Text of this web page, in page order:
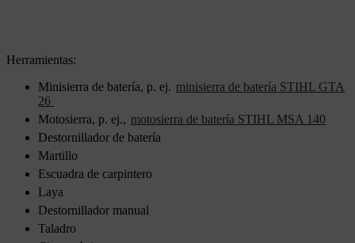
Herramientas:
Minisierra de batería, p. ej. minisierra de batería STIHL GTA
26
Motosierra, p. ej., motosierra de batería STIHL MSA 140
Destornillador de batería
Martillo
Escuadra de carpintero
Laya
Destornillador manual
Taladro